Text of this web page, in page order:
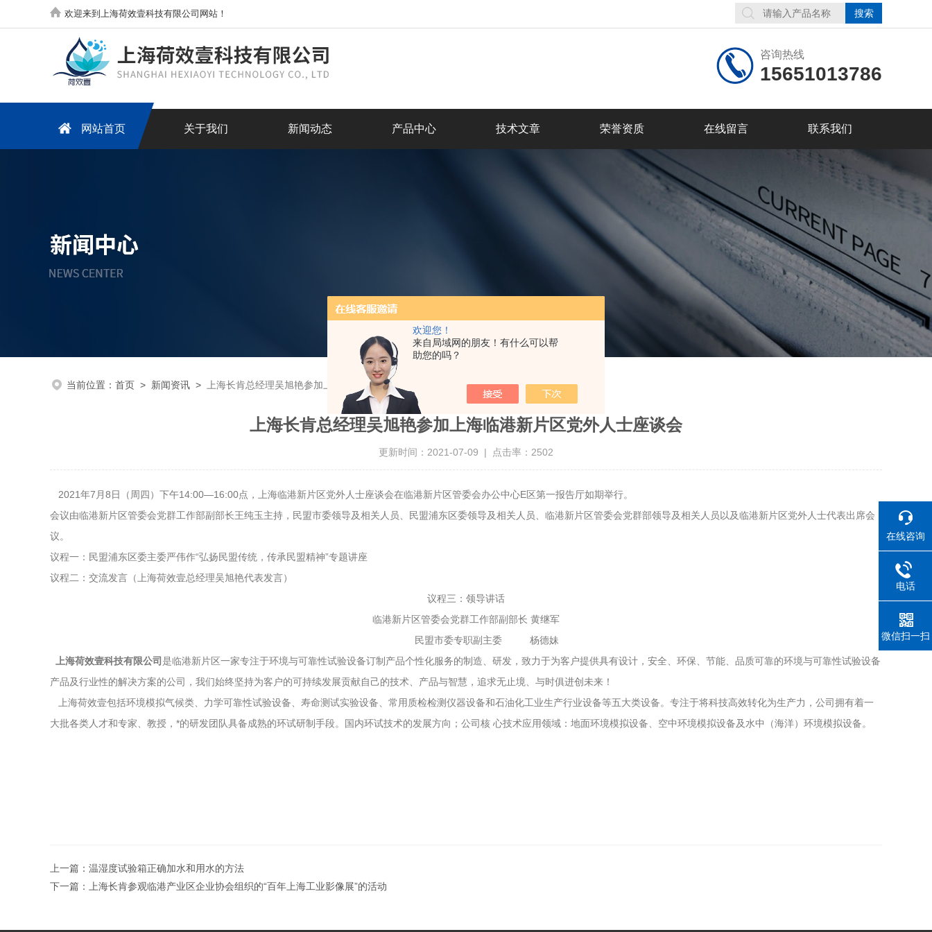
欢迎您！
来自局域网的朋友！有什么可以帮
助您的吗？
欢迎来到上海荷效壹科技有限公司网站！
咨询热线
15651013786
网站首页 关于我们 新闻动态 产品中心 技术文章 荣誉资质 在线留言 联系我们
当前位置： 首页 > 新闻资讯 > 上海长肯总经理吴旭艳参加上海临港新片区党外人士座谈会
上海长肯总经理吴旭艳参加上海临港新片区党外人士座谈会
更新时间：2021-07-09 | 点击率：2502
2021年7月8日（周四）下午14:00—16:00点，上海临港新片区党外人士座谈会在临港新片区管委会办公中心E区第一报告厅如期举行。
会议由临港新片区管委会党群工作部副部长王纯玉主持，民盟市委领导及相关人员、民盟浦东区委领导及相关人员、临港新片区管委会党群部领导及相关人员以及临港新片区党外人士代表出席会
议。
议程一：民盟浦东区委主委严伟作“弘扬民盟传统，传承民盟精神”专题讲座
议程二：交流发言（上海荷效壹总经理吴旭艳代表发言）
议程三：领导讲话
临港新片区管委会党群工作部副部长 黄继军
民盟市委专职副主委 杨德妹
上海荷效壹科技有限公司 是临港新片区一家专注于环境与可靠性试验设备订制产品个性化服务的制造、研发，致力于为客户提供具有设计，安全、环保、节能、品质可靠的环境与可靠性试验设备
产品及行业性的解决方案的公司，我们始终坚持为客户的可持续发展贡献自己的技术、产品与智慧，追求无止境、与时俱进创未来！
上海荷效壹包括环境模拟气候类、力学可靠性试验设备、寿命测试实验设备、常用质检检测仪器设备和石油化工业生产行业设备等五大类设备。 专注于将科技高效转化为生产力，公司拥有着一
大批各类人才和专家、教授，*的研发团队具备成熟的环试研制手段。国内环试技术的发展方向；公司核 心技术应用领域：地面环境模拟设备、空中环境模拟设备及水中（海洋）环境模拟设备。
上一篇： 温湿度试验箱正确加水和用水的方法
下一篇：
上海长肯参观临港产业区企业协会组织的“百年上海工业影像展”的活动
在线咨询
电话
微信扫一扫